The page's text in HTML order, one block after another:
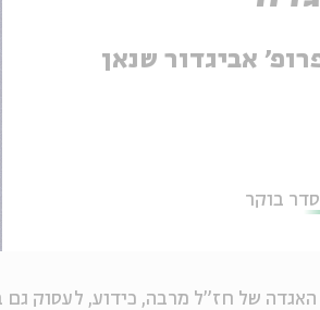
אביגדור שנאן
סדר בוקר
של חז"ל מרבה, כידוע, לעסוק